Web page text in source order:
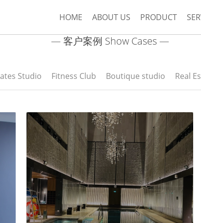
HOME ABOUT US PRODUCT
— 客户案例 Show Cases —
Studio Fitness Club Boutique studio Real